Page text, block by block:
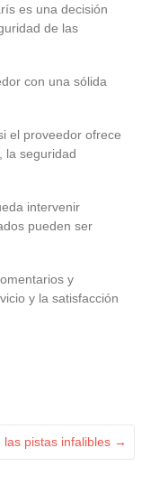
es una decisión
de las
con una sólida
el proveedor ofrece
la seguridad
intervenir
pueden ser
y
y la satisfacción
pistas infalibles →